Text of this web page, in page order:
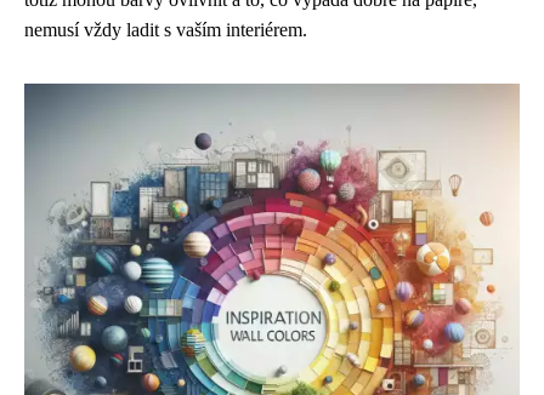
nemusí vždy ladit s vaším interiérem.